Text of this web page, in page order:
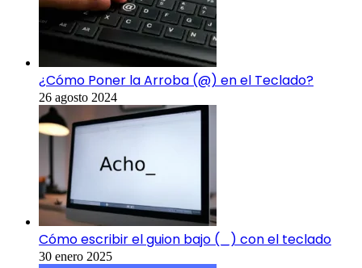
¿Cómo Poner la Arroba (@) en el Teclado?
26 agosto 2024
Cómo escribir el guion bajo (_) con el teclado
30 enero 2025